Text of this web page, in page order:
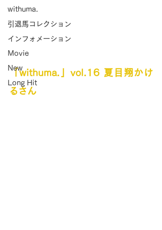
withuma.
引退馬コレクション
インフォメーション
Movie
New
Long Hit
「withuma.」vol.16 夏目翔かけ
るさん